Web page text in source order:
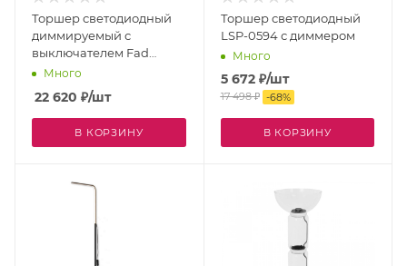
Торшер светодиодный
диммируемый с
выключателем Fad
MOD070FL-L12B3K
Много
22 620 ₽/шт
В КОРЗИНУ
Торшер светодиодный
LSP-0594 с диммером
Много
5 672₽/шт
17 498₽ -68%
В КОРЗИНУ